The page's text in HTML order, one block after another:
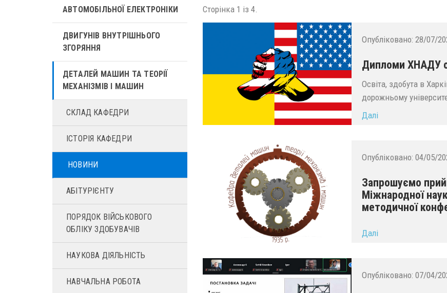
Сторінка 1 із 4.
Опубліковано: 28/07/
Дипломи ХНАДУ
Освіта, здобута в
дорожньому
Далі
Опубліковано: 04/05/
Запрошуємо
Міжнародної
методичної
Далі
Опубліковано: 07/04/
АВТОМОБІЛЬНОЇ ЕЛЕКТРОНІКИ
ДВИГУНІВ ВНУТРІШНЬОГО
ЗГОРЯННЯ
ДЕТАЛЕЙ МАШИН ТА ТЕОРІЇ
МЕХАНІЗМІВ І МАШИН
СКЛАД КАФЕДРИ
ІСТОРІЯ КАФЕДРИ
НОВИНИ
АБІТУРІЄНТУ
ПОРЯДОК ВІЙСЬКОВОГО
ОБЛІКУ ЗДОБУВАЧІВ
НАУКОВА ДІЯЛЬНІСТЬ
НАВЧАЛЬНА РОБОТА